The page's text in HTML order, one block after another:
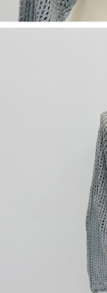
2. Pilihan kaedah
pesanan ditubuhkan,
mengesahkan
4. Dalam masa 30
untuk mengesahkan
akan dibatalkan
semakan khusus"
penilaian tidak
penilaian boleh
【Penerangan Kaedah
1. Pembayaran
"Pembayaran
pembayaran selepas
2. Melalui pautan
membayar melalui
Mobile / Pemindahan
peribadi yang
oleh AFTEE, sila